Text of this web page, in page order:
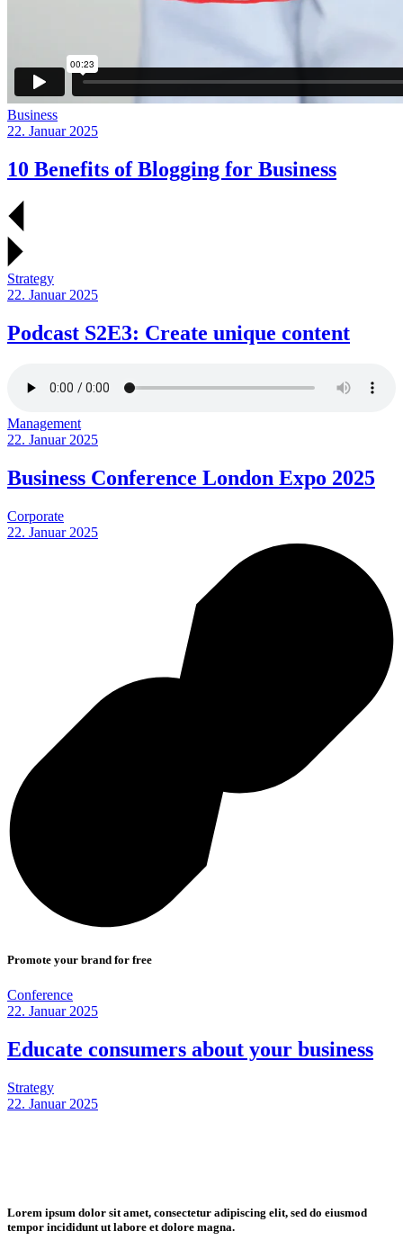
Business
22. Januar 2025
10 Benefits of Blogging for Business
Strategy
22. Januar 2025
Podcast S2E3: Create unique content
Management
22. Januar 2025
Business Conference London Expo 2025
Corporate
22. Januar 2025
Promote your brand for free
Conference
22. Januar 2025
Educate consumers about your business
Strategy
22. Januar 2025
Lorem ipsum dolor sit amet, consectetur adipiscing elit, sed do eiusmod
tempor incididunt ut labore et dolore magna.